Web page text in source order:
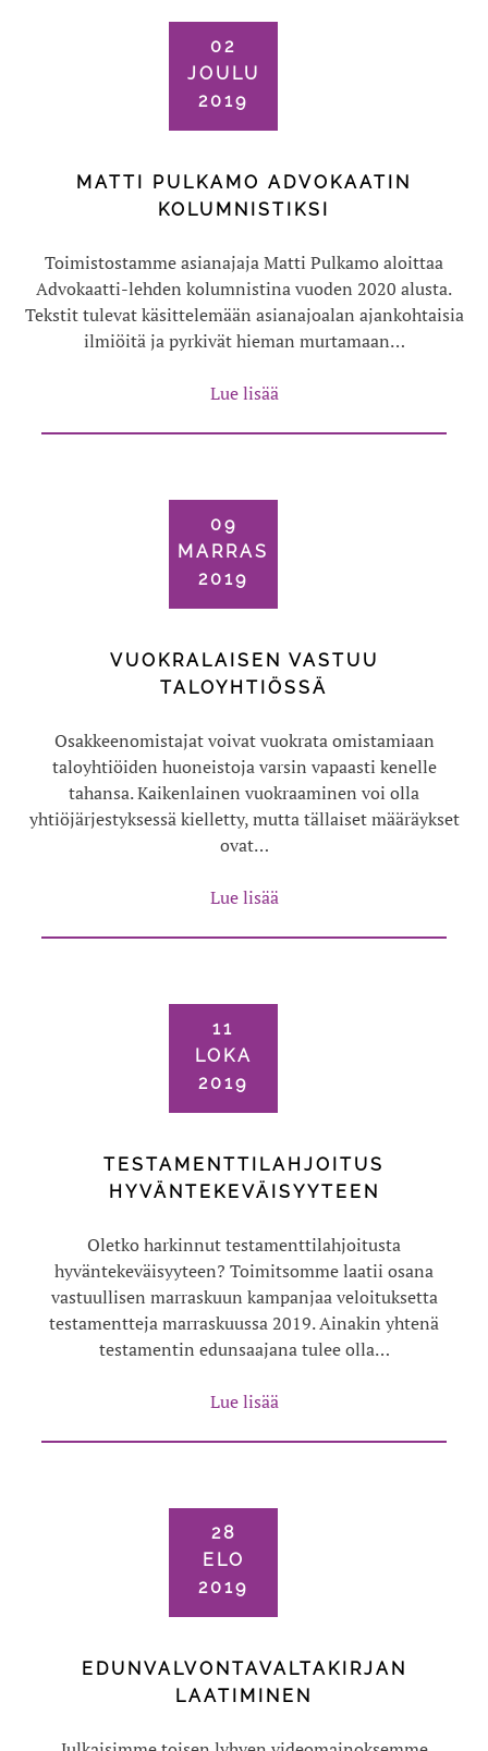
02
JOULU
2019
MATTI PULKAMO ADVOKAATIN
KOLUMNISTIKSI
Toimistostamme asianajaja Matti Pulkamo aloittaa
Advokaatti-lehden kolumnistina vuoden 2020 alusta.
Tekstit tulevat käsittelemään asianajoalan ajankohtaisia
ilmiöitä ja pyrkivät hieman murtamaan…
Lue lisää
09
MARRAS
2019
VUOKRALAISEN VASTUU
TALOYHTIÖSSÄ
Osakkeenomistajat voivat vuokrata omistamiaan
taloyhtiöiden huoneistoja varsin vapaasti kenelle
tahansa. Kaikenlainen vuokraaminen voi olla
yhtiöjärjestyksessä kielletty, mutta tällaiset määräykset
ovat…
Lue lisää
11
LOKA
2019
TESTAMENTTILAHJOITUS
HYVÄNTEKEVÄISYYTEEN
Oletko harkinnut testamenttilahjoitusta
hyväntekeväisyyteen? Toimitsomme laatii osana
vastuullisen marraskuun kampanjaa veloituksetta
testamentteja marraskuussa 2019. Ainakin yhtenä
testamentin edunsaajana tulee olla…
Lue lisää
28
ELO
2019
EDUNVALVONTAVALTAKIRJAN
LAATIMINEN